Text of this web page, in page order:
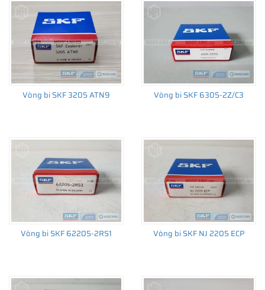
trường thay thế sau đó.
Vòng bi SKF 3205 ATN9 Vòng bi SKF 6305-2Z/C3
Vòng bi SKF 62205-2RS1 Vòng bi SKF NJ 2205 ECP